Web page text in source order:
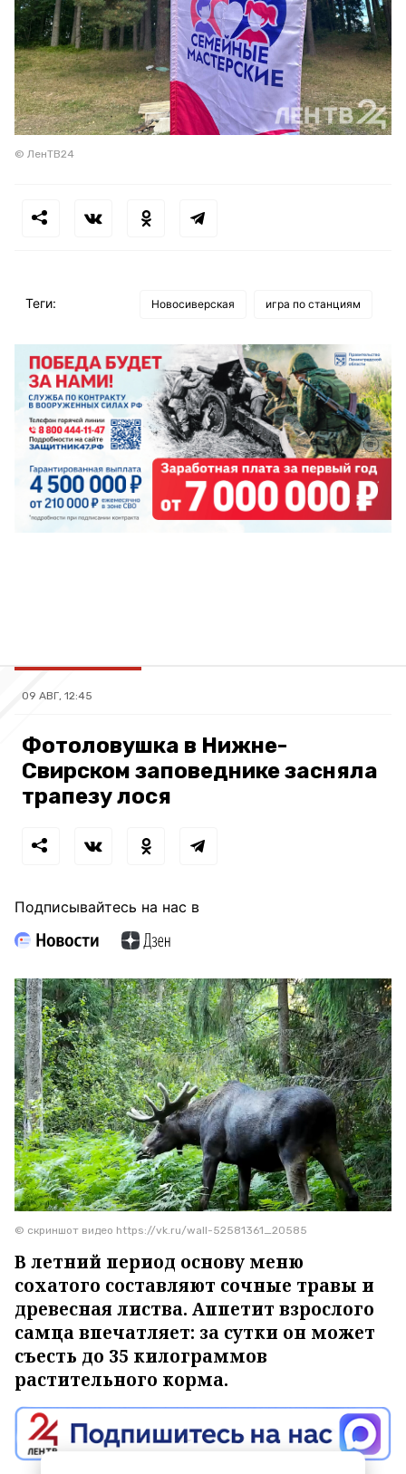
© ЛенТВ24
Теги: Новосиверская игра по станциям
09 АВГ, 12:45
Фотоловушка в Нижне-
Свирском заповеднике засняла
трапезу лося
Подписывайтесь на нас в
© скриншот видео https://vk.ru/wall-52581361_20585
В летний период основу меню
сохатого составляют сочные травы и
древесная листва. Аппетит взрослого
самца впечатляет: за сутки он может
съесть до 35 килограммов
растительного корма.